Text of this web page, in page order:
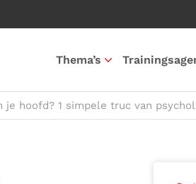
Thema’s
je hoofd? 1 simpele truc van